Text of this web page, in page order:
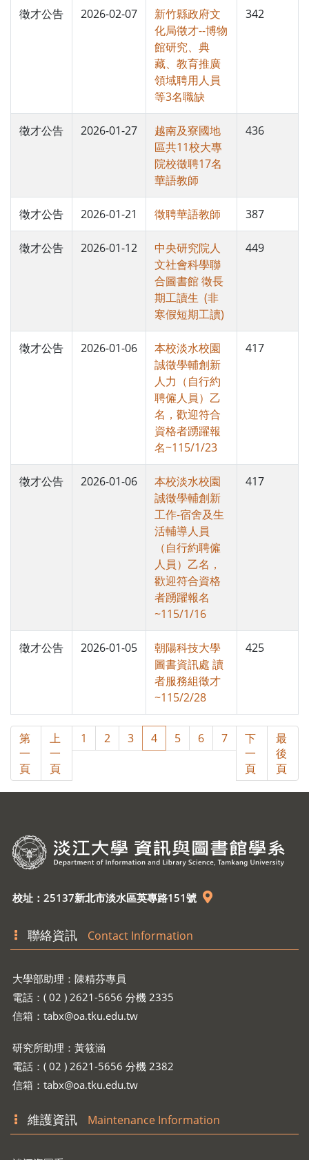
徵才公告 2026-02-07
新竹縣政府文
化局徵才--博物
館研究、典
藏、教育推廣
領域聘用人員
等3名職缺
342
徵才公告 2026-01-27
越南及寮國地
區共11校大專
院校徵聘17名
華語教師
436
徵才公告 2026-01-21 徵聘華語教師 387
徵才公告 2026-01-12
中央研究院人
文社會科學聯
合圖書館 徵長
期工讀生 (非
寒假短期工讀)
449
徵才公告 2026-01-06
本校淡水校園
誠徵學輔創新
人力（自行約
聘僱人員）乙
名，歡迎符合
資格者踴躍報
名~115/1/23
417
徵才公告 2026-01-06
本校淡水校園
誠徵學輔創新
工作-宿舍及生
活輔導人員
（自行約聘僱
人員）乙名，
歡迎符合資格
者踴躍報名
~115/1/16
417
徵才公告 2026-01-05
朝陽科技大學
圖書資訊處 讀
者服務組徵才
~115/2/28
425
第
一
頁
上
一
頁
1 2 3 4 5 6 7
下
一
頁
最
後
頁
校址：25137新北市淡水區英專路151號
聯絡資訊 Contact Information
大學部助理：陳精芬專員
電話：( 02 ) 2621-5656 分機 2335
信箱： tabx@oa.tku.edu.tw
研究所助理：黃筱涵
電話：( 02 ) 2621-5656 分機 2382
信箱： tabx@oa.tku.edu.tw
維護資訊 Maintenance Information